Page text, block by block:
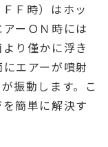
Ｆ時）はホッ
ーＯＮ時には
り僅かに浮き
エアーが噴射
振動します。こ
簡単に解決す